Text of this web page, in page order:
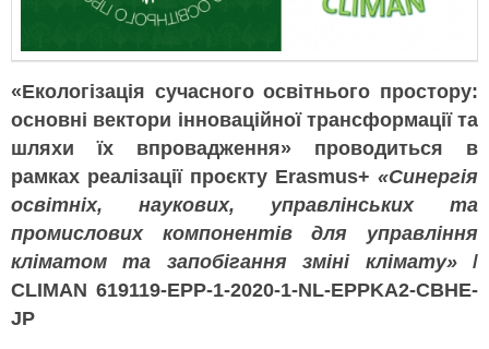
«Екологізація сучасного освітнього простору:
основні вектори інноваційної трансформації та
шляхи їх впровадження» проводиться в
рамках реалізації проєкту Erasmus+ «Синергія
освітніх, наукових, управлінських та
промислових компонентів для управління
кліматом та запобігання зміні клімату»/
CLIMAN 619119-EPP-1-2020-1-NL-EPPKA2-CBHE-
JP